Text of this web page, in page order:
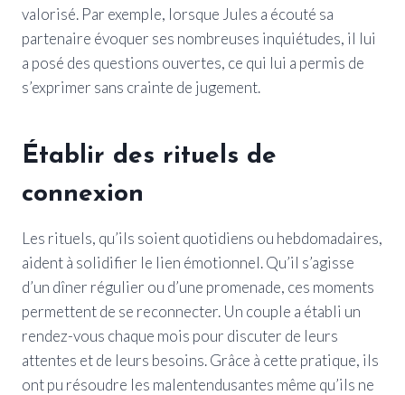
valorisé. Par exemple, lorsque Jules a écouté sa
partenaire évoquer ses nombreuses inquiétudes, il lui
a posé des questions ouvertes, ce qui lui a permis de
s’exprimer sans crainte de jugement.
Établir des rituels de
connexion
Les rituels, qu’ils soient quotidiens ou hebdomadaires,
aident à solidifier le lien émotionnel. Qu’il s’agisse
d’un dîner régulier ou d’une promenade, ces moments
permettent de se reconnecter. Un couple a établi un
rendez-vous chaque mois pour discuter de leurs
attentes et de leurs besoins. Grâce à cette pratique, ils
ont pu résoudre les malentendusantes même qu’ils ne